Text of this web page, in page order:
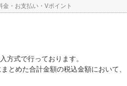
金・お支払い・Vポイント
式で行っております。
とめた合計金額の税込金額において、